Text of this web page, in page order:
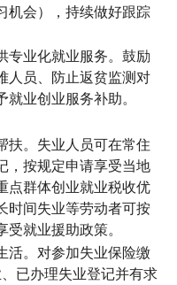
机会），持续做好跟踪
专业化就业服务。 鼓励
人员、防止返贫监测对
业创业服务补助。
扶。 失业人员可在常住
，按规定申请享受当地
点群体创业就业税收优
时间失业等劳动者可按
就业援助政策。
活。 对参加失业保险缴
已办理失业登记并有求